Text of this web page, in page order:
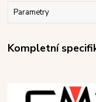
Parametry
Kompletní